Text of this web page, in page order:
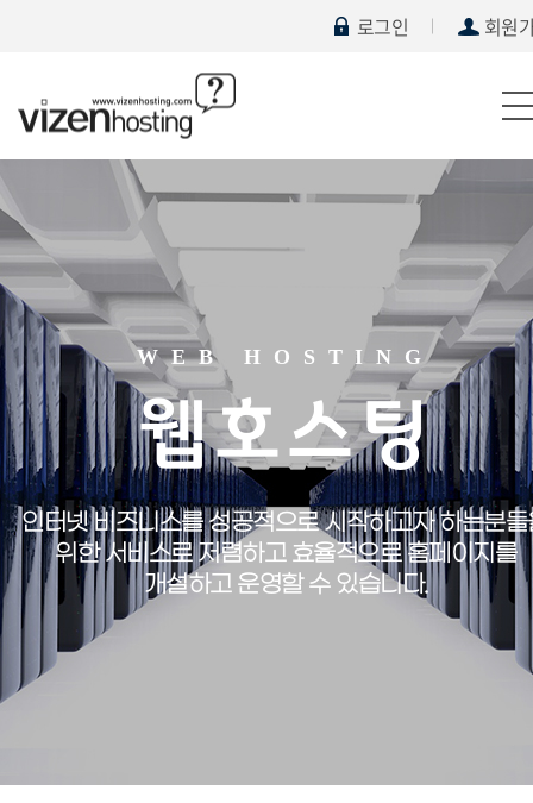
로그인 회원
WEB HOSTING
웹호스팅
인터넷 비즈니스를 성공적으로 시작하고자 하는분들
위한 서비스로저렴하고 효율적으로 홈페이지를
개설하고 운영할 수 있습니다.